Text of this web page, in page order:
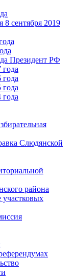
8 сентября 2019
Президент РФ
Слюдянской
района